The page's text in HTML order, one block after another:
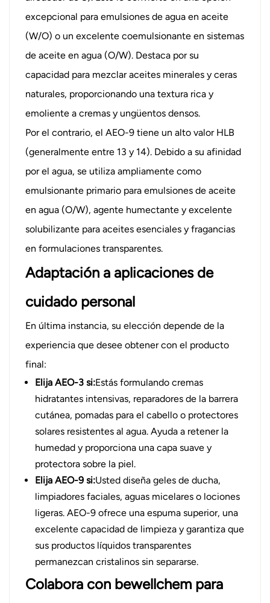
excepcional para emulsiones de agua en aceite
(W/O) o un excelente coemulsionante en sistemas
de aceite en agua (O/W). Destaca por su
capacidad para mezclar aceites minerales y ceras
naturales, proporcionando una textura rica y
emoliente a cremas y ungüentos densos.
Por el contrario, el AEO-9 tiene un alto valor HLB
(generalmente entre 13 y 14). Debido a su afinidad
por el agua, se utiliza ampliamente como
emulsionante primario para emulsiones de aceite
en agua (O/W), agente humectante y excelente
solubilizante para aceites esenciales y fragancias
en formulaciones transparentes.
Adaptación a aplicaciones de
cuidado personal
En última instancia, su elección depende de la
experiencia que desee obtener con el producto
final:
Elija AEO-3 si:Estás formulando cremas
hidratantes intensivas, reparadores de la barrera
cutánea, pomadas para el cabello o protectores
solares resistentes al agua. Ayuda a retener la
humedad y proporciona una capa suave y
protectora sobre la piel.
Elija AEO-9 si:Usted diseña geles de ducha,
limpiadores faciales, aguas micelares o lociones
ligeras. AEO-9 ofrece una espuma superior, una
excelente capacidad de limpieza y garantiza que
sus productos líquidos transparentes
permanezcan cristalinos sin separarse.
Colabora con bewellchem ​​para